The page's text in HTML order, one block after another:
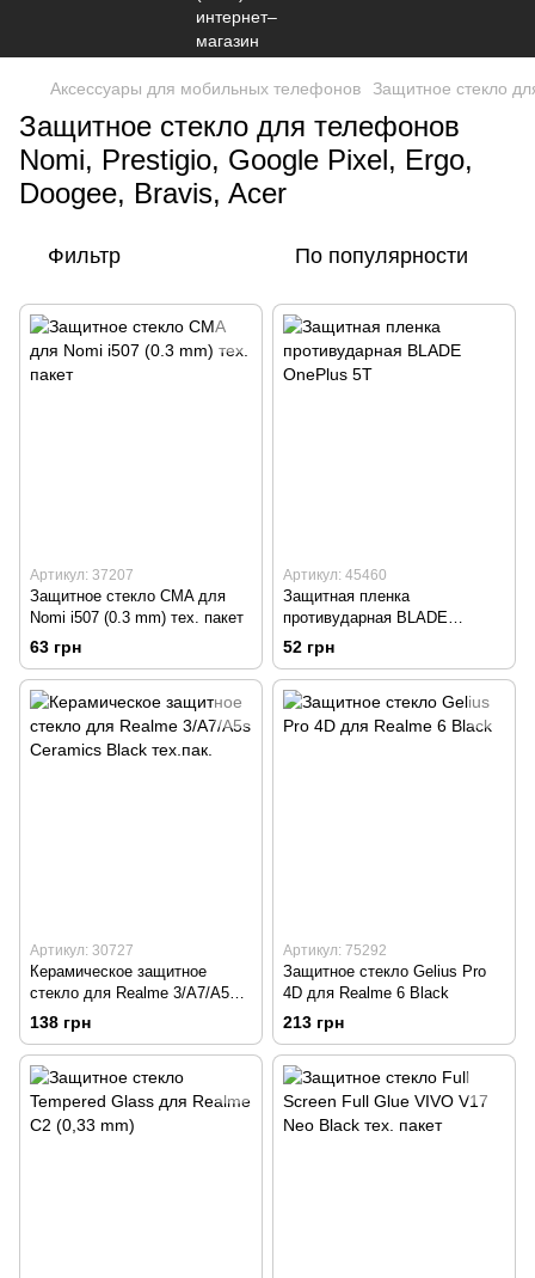
Аксессуары для мобильных телефонов Защитное стекло
Защитное стекло для телефонов
Nomi, Prestigio, Google Pixel, Ergo,
Doogee, Bravis, Acer
Фильтр По популярности
Артикул: 37207
Защитное стекло CMA для
Nomi i507 (0.3 mm) тех. пакет
63 грн
Артикул: 45460
Защитная пленка
противударная BLADE
OnePlus 5T
52 грн
Артикул: 30727
Керамическое защитное
стекло для Realme 3/A7/A5s
Ceramics Black тех.пак.
138 грн
Артикул: 75292
Защитное стекло Gelius Pro
4D для Realme 6 Black
213 грн